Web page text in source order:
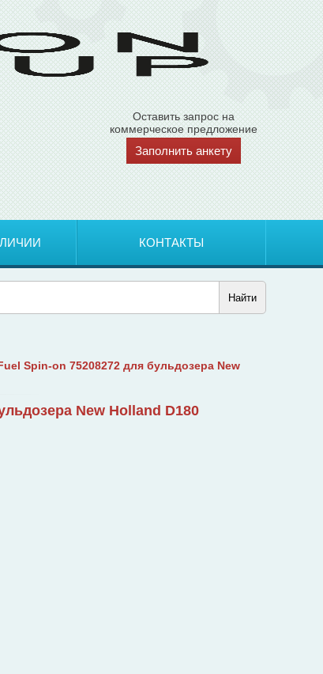
Оставить запрос на
коммерческое предложение
Заполнить анкету
КОНТАКТЫ
Найти
Spin-on 75208272 для бульдозера New
New Holland D180